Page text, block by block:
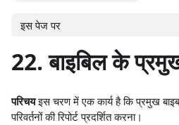
इस पेज पर
22. बाइबिल के प्रमुख
परिचयइस चरण में एक कार्य है कि प्रमुख
परिवर्तनों की रिपोर्ट प्रदर्शित करना।